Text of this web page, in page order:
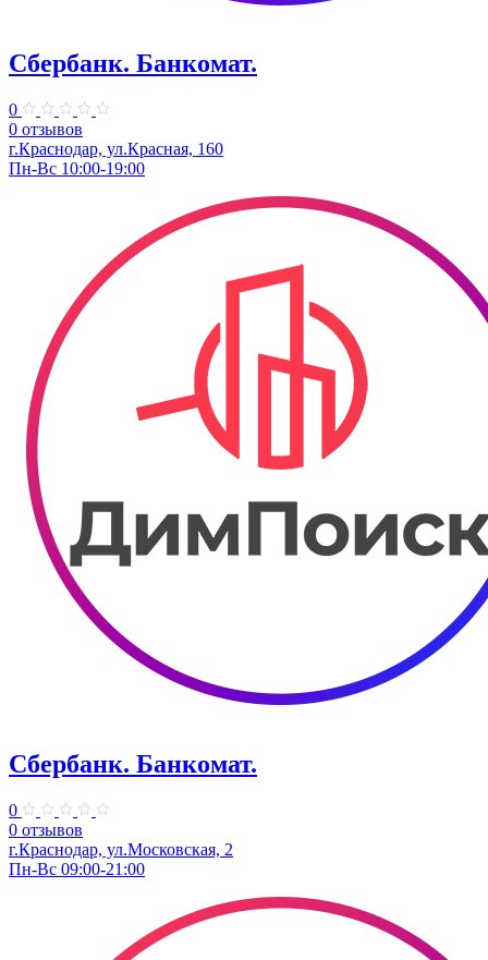
Сбербанк. Банкомат.
0
0 отзывов
г.Краснодар, ул.​Красная, 160
Пн-Вс 10:00-19:00
Сбербанк. Банкомат.
0
0 отзывов
г.Краснодар, ул.​Московская, 2
Пн-Вс 09:00-21:00